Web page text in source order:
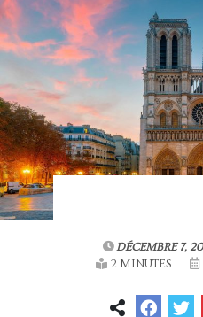
DÉCEMBRE 7,
2 MINUTES